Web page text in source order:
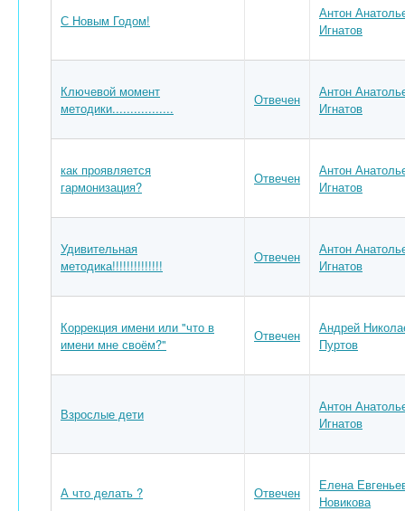
С Новым Годом!
Антон
Игнатов
Ключевой момент
методики.................
Отвечен
Антон
Игнатов
как проявляется
гармонизация?
Отвечен
Антон
Игнатов
Удивительная
методика!!!!!!!!!!!!!!
Отвечен
Антон
Игнатов
Коррекция имени или "что в
имени мне своём?"
Отвечен
Андрей
Пуртов
Взрослые дети
Антон
Игнатов
А что делать ? Отвечен
Елена
Новикова